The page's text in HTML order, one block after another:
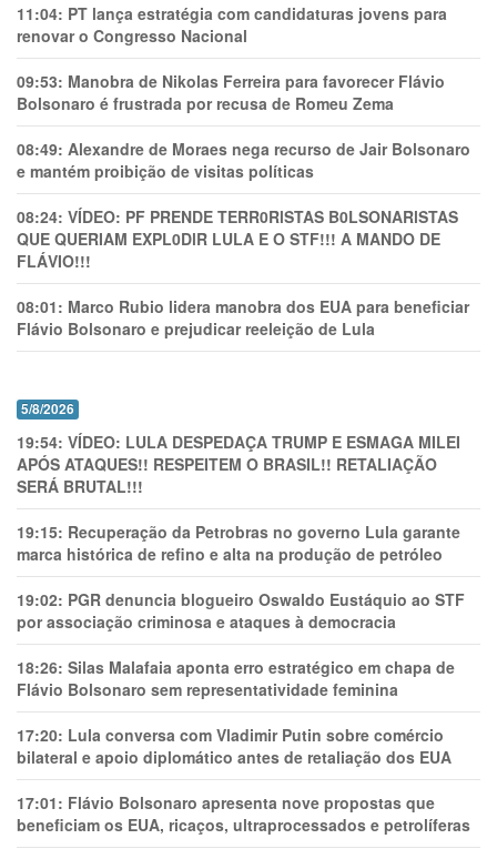
11:04: PT lança estratégia com candidaturas jovens para
renovar o Congresso Nacional
09:53: Manobra de Nikolas Ferreira para favorecer Flávio
Bolsonaro é frustrada por recusa de Romeu Zema
08:49: Alexandre de Moraes nega recurso de Jair Bolsonaro
e mantém proibição de visitas políticas
08:24: VÍDEO: PF PRENDE TERR0RlSTAS B0LSONARlSTAS
QUE QUERIAM EXPL0DlR LULA E O STF!!! A MANDO DE
FLÁVIO!!!
08:01: Marco Rubio lidera manobra dos EUA para beneficiar
Flávio Bolsonaro e prejudicar reeleição de Lula
5/8/2026
19:54: VÍDEO: LULA DESPEDAÇA TRUMP E ESMAGA MILEI
APÓS ATAQUES!! RESPEITEM O BRASIL!! RETALIAÇÃO
SERÁ BRUTAL!!!
19:15: Recuperação da Petrobras no governo Lula garante
marca histórica de refino e alta na produção de petróleo
19:02: PGR denuncia blogueiro Oswaldo Eustáquio ao STF
por associação criminosa e ataques à democracia
18:26: Silas Malafaia aponta erro estratégico em chapa de
Flávio Bolsonaro sem representatividade feminina
17:20: Lula conversa com Vladimir Putin sobre comércio
bilateral e apoio diplomático antes de retaliação dos EUA
17:01: Flávio Bolsonaro apresenta nove propostas que
beneficiam os EUA, ricaços, ultraprocessados e petrolíferas